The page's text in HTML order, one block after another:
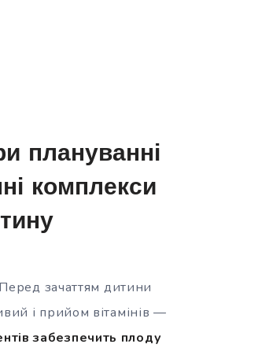
плануванні
комплекси
зачаттям дитини
і прийом вітамінів —
забезпечить плоду